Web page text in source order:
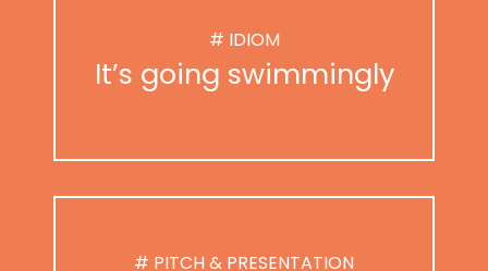
# IDIOM
It’s going swimmingly
# PITCH & PRESENTATION